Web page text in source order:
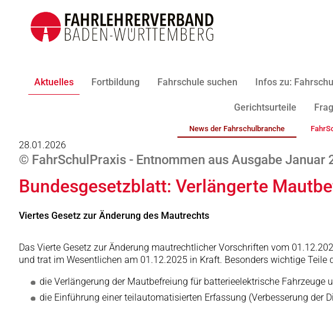
Aktuelles Fortbildung Fahrschule suchen Infos zu:
Gerichtsurteile
News der Fahrschulbranche
28.01.2026
© FahrSchulPraxis - Entnommen aus Ausgabe Januar
Bundesgesetzblatt: Verlängerte
Viertes Gesetz zur Änderung des Mautrechts
Das Vierte Gesetz zur Änderung mautrechtlicher Vorschriften vom
und trat im Wesentlichen am 01.12.2025 in Kraft. Besonders wichtige Teile
die Verlängerung der Mautbefreiung für batterieelektrische
die Einführung einer teilautomatisierten Erfassung (Verbesserung der